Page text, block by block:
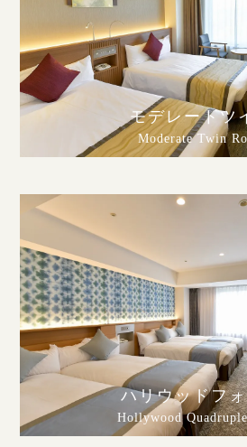
モデレートツ
Moderate Twin
ハリウッドフ
Hollywood